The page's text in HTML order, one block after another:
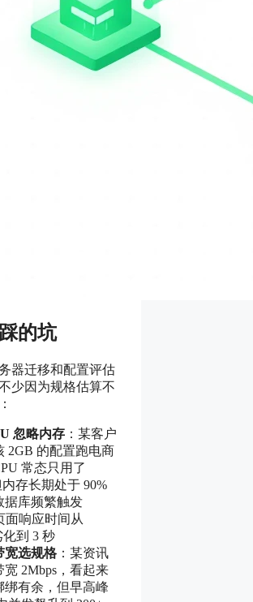
的坑
器迁移和配置评估
少因为规格估算不
忽略内存 ：某客户
2GB 的配置跑电商
常态只用了
存长期处于 90%
据库频繁触发
面响应时间从
化到 3 秒
宽选规格 ：某资讯
宽 2Mbps，看起来
绑有余，但早高峰